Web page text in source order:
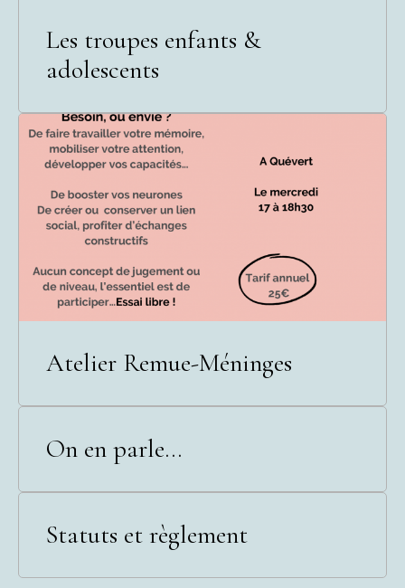
Les troupes enfants &
adolescents
Atelier Remue-Méninges
On en parle...
Statuts et règlement